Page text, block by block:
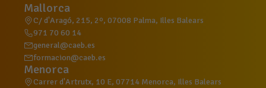
Mallorca
C/ d'Aragó, 215, 2º, 07008 Palma, Illes Balears
971 70 60 14
general@caeb.es
formacion@caeb.es
Menorca
Carrer d'Artrutx, 10 E, 07714 Menorca, Illes Balears